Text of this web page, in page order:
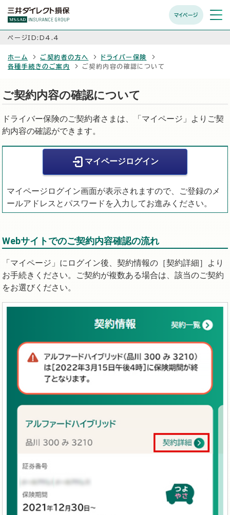
マイページ メニュ
開く
ページID:D4.4
ホーム ご契約者の方へ
ドライバー保険
各種手続きのご案内
ご契約内容の確認について
ご契約内容の確認について
ドライバー保険のご契約者さまは、「マイページ」よりご契
約内容の確認ができます。
マイページログイン
マイページログイン画面が表示されますので、ご登録のメ
ールアドレスとパスワードを入力してお進みください。
Webサイトでのご契約内容確認の流れ
「マイページ」にログイン後、契約情報の［契約詳細］より
お手続きください。ご契約が複数ある場合は、該当のご契約
をお選びください。